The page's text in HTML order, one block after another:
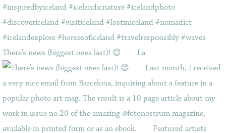
There’s news (biggest ones last)! 😊⠀ ⠀ La